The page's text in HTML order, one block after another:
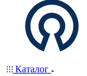
Каталог